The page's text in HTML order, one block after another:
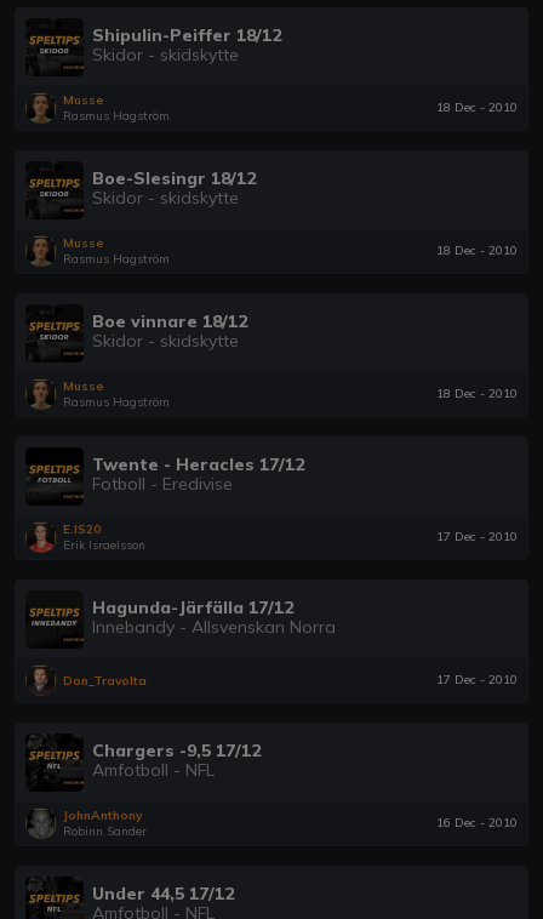
Shipulin-Peiffer 18/12
Skidor - skidskytte
Musse
Rasmus Hagström
18 Dec - 2010
Boe-Slesingr 18/12
Skidor - skidskytte
Musse
Rasmus Hagström
18 Dec - 2010
Boe vinnare 18/12
Skidor - skidskytte
Musse
Rasmus Hagström
18 Dec - 2010
Twente - Heracles 17/12
Fotboll - Eredivise
E.IS20
Erik Israelsson
17 Dec - 2010
Hagunda-Järfälla 17/12
Innebandy - Allsvenskan Norra
Don_Travolta 17 Dec - 2010
Chargers -9,5 17/12
Amfotboll - NFL
JohnAnthony
Robinn Sander
16 Dec - 2010
Under 44,5 17/12
Amfotboll - NFL